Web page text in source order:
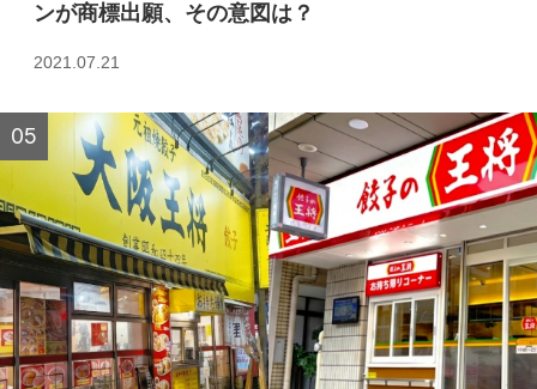
ンが商標出願、その意図は？
2021.07.21